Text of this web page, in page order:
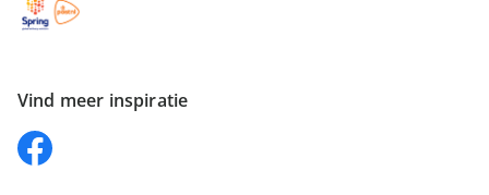
Vind meer inspiratie